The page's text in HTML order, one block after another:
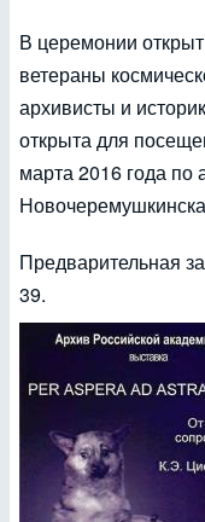
В церемонии
ветераны
архивисты и
открыта для
марта 2016 года по
Предварительная
39.